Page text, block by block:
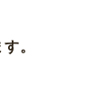
。